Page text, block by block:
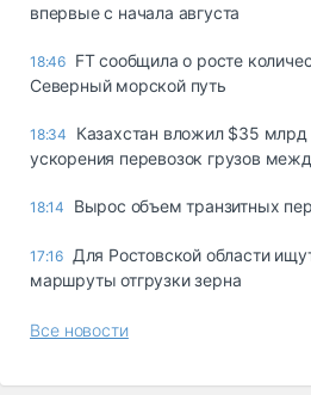
впервые с начала августа
18:46 FT сообщила о росте
Северный морской путь
18:34
Казахстан вложил $35 млрд
ускорения перевозок грузов
18:14 Вырос объем транзитных
17:16 Для Ростовской области
маршруты отгрузки зерна
Все новости